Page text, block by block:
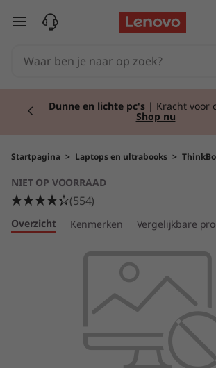
T
B
o
o
Ga naar de hoofdinhoud
Dunne en lichte pc's | Kracht voor
Shop nu
Startpagina > Laptops en ultrabooks >
NIET OP VOORRAAD
(554)
Overzicht Kenmerken Vergelijkbare